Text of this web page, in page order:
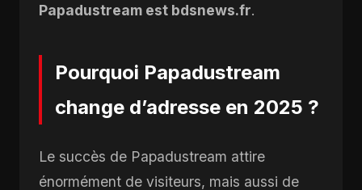
Papadustream est bdsnews.fr.
Pourquoi Papadustream
change d’adresse en 2025 ?
Le succès de Papadustream attire
énormément de visiteurs, mais aussi de